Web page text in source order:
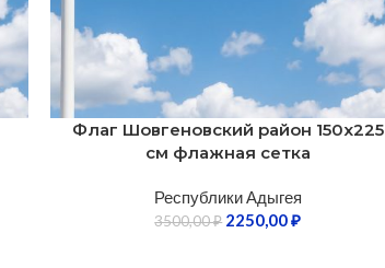
Флаг Шовгеновский район 150х225
см флажная сетка
Республики Адыгея
3500,00₽ 2250,00₽